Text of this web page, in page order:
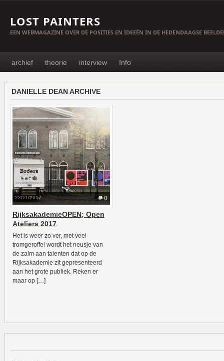
LOST PAINTERS
EEN WEBMAGAZINE OVER DE POSITIES EN IDEEËN IN DE HEDENDAAGSE
archief theorie interview Info
DANIELLE DEAN ARCHIVE
0
22/11/2017
RijksakademieOPEN; Open
Ateliers 2017
Het is weer zo ver, met veel
tromgeroffel wordt het neusje van
de zalm aan talenten dat op de
Rijksakademie zit gepresenteerd
aan het grote publiek. Reken er
maar op […]